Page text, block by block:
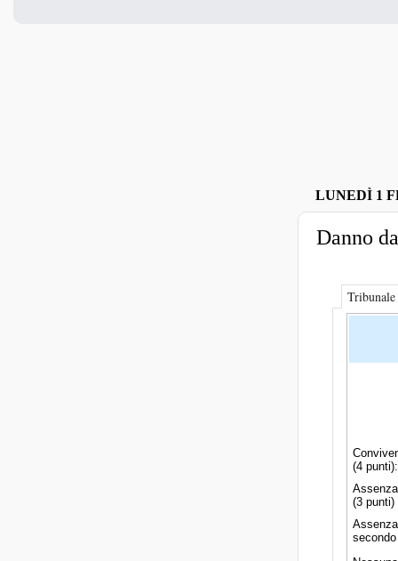
LUNEDÌ 1
Danno